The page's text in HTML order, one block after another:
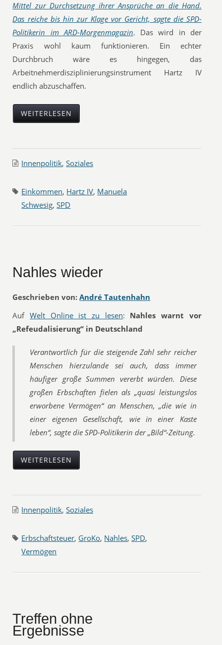
Mittel zur Durchsetzung ihrer Ansprüche an die Hand.
Das reiche bis hin zur Klage vor Gericht, sagte die SPD-
Politikerin im ARD-Morgenmagazin. Das wird in der
Praxis wohl kaum funktionieren. Ein echter
Durchbruch wäre es hingegen, das
Arbeitnehmerdisziplinierungsinstrument Hartz IV
endlich abzuschaffen.
WEITERLESEN
Innenpolitik,Soziales
Einkommen, Hartz IV, Manuela
Schwesig,SPD
Nahles wieder
Geschrieben von: André Tautenhahn
AufWelt Online ist zu lesen: Nahles warnt vor
„Refeudalisierung“ in Deutschland
Verantwortlich für die steigende Zahl sehr reicher
Menschen hierzulande sei auch, dass immer
häufiger große Summen vererbt würden. Diese
großen Erbschaften fielen als „quasi leistungslos
erworbene Vermögen“ an Menschen, „die wie in
einer eigenen Gesellschaft, wie in einer Kaste
leben“, sagte die SPD-Politikerin der „Bild“-Zeitung.
WEITERLESEN
Innenpolitik,Soziales
Erbschaftsteuer, GroKo, Nahles,SPD,
Vermögen
Treffen ohne
Ergebnisse